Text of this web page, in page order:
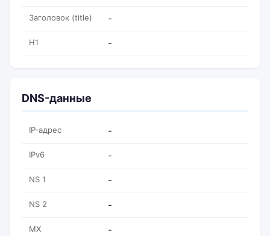
Заголовок (title) -
H1 -
DNS-данные
IP-адрес -
IPv6 -
NS 1 -
NS 2 -
MX -